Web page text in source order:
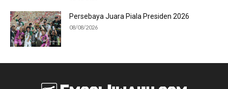
Persebaya Juara Piala Presiden 2026
08/08/2026